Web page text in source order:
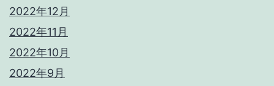
2022年12月
2022年11月
2022年10月
2022年9月